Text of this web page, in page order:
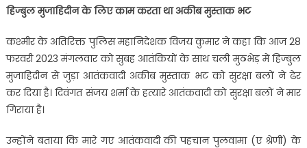
हिज्बुल मुजाहिदीन के लिए काम करता था अकीब मुस्ताक भट
कश्मीर के अतिरिक्त पुलिस महानिदेशक विजय कुमार ने कहा कि आज 28
फरवरी 2023 मंगलवार को सुबह आतंकियों के साथ चली मुठभेड़ में हिज्बुल
मुजाहिदीन से जुड़ा आतंकवादी अकीब मुस्ताक भट को सुरक्षा बलों ने ढेर
कर दिया है। दिवंगत संजय शर्मा के हत्यारे आतंकवादी को सुरक्षा बलों ने मार
गिराया है।
उन्होंने बताया कि मारे गए आतंकवादी की पहचान पुलवामा (ए श्रेणी) के